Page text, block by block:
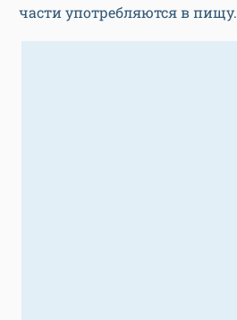
части употребляются в пищу.